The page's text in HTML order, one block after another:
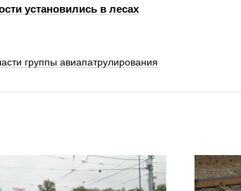
установились в лесах
группы авиапатрулирования